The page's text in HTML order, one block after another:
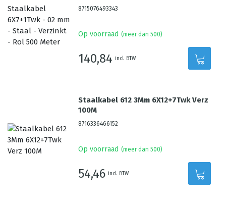
8715076493343
Op voorraad (meer dan 500)
140,84 incl. BTW
Staalkabel 612 3Mm 6X12+7Twk Verz
100M
8716336466152
Op voorraad (meer dan 500)
54,46 incl. BTW